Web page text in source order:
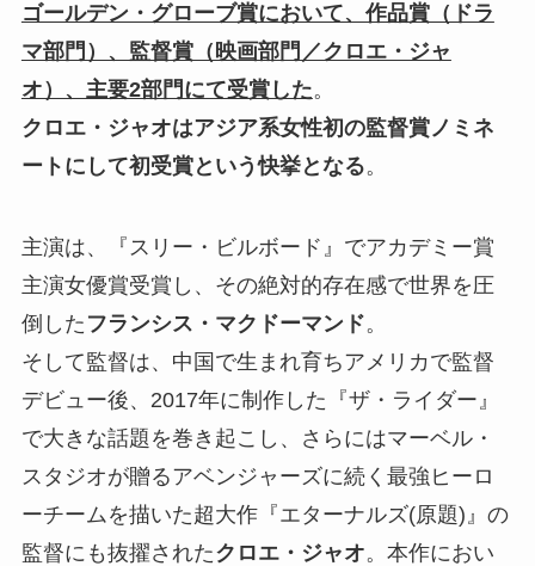
ゴールデン・グローブ賞において、作品賞（ドラ
マ部門）、監督賞（映画部門／クロエ・ジャ
オ）、主要2部門にて受賞した。
クロエ・ジャオはアジア系女性初の監督賞ノミネ
ートにして初受賞という快挙となる。
主演は、『スリー・ビルボード』でアカデミー賞
主演女優賞受賞し、その絶対的存在感で世界を圧
倒した フランシス・マクドーマンド。
そして監督は、中国で生まれ育ちアメリカで監督
デビュー後、2017年に制作した『ザ・ライダー』
で大きな話題を巻き起こし、さらにはマーベル・
スタジオが贈るアベンジャーズに続く最強ヒーロ
ーチームを描いた超大作『エターナルズ(原題)』の
監督にも抜擢されたクロエ・ジャオ。本作におい